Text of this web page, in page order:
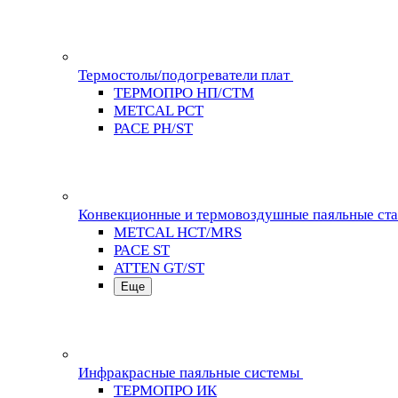
Термостолы/подогреватели плат
ТЕРМОПРО НП/СТМ
METCAL PCT
PACE PH/ST
Конвекционные и термовоздушные паяльные
METCAL HCT/MRS
PACE ST
ATTEN GT/ST
Еще
Инфракрасные паяльные системы
ТЕРМОПРО ИК